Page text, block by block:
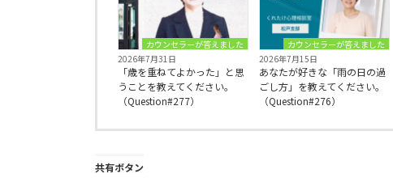
カウンセラーが答えました
2026年7月31日
「歳を重ねてよかった」と思
うことを教えてください。
（Question#277）
カウンセラーが答えました
2026年7月15日
あなたが好きな「雨の日の過
ごし方」を教えてください。
（Question#276）
共有ボタン